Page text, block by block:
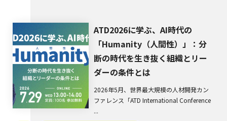
ATD2026に学ぶ、AI時代の
「Humanity（人間性）」：分
断の時代を生き抜く組織とリー
ダーの条件とは
2026年5月、世界最大規模の人材開発カン
ファレンス「ATD International Conference
...